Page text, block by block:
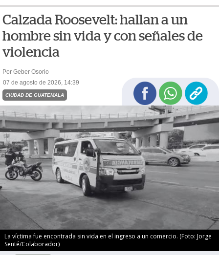
Calzada Roosevelt: hallan a un
hombre sin vida y con señales de
violencia
Por Geber Osorio
07 de agosto de 2026, 14:39
CIUDAD DE GUATEMALA
La víctima fue encontrada sin vida en el ingreso a un comercio. (Foto: Jorge
Senté/Colaborador)